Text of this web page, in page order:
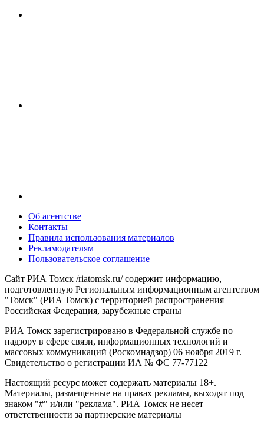
Об агентстве
Контакты
Правила использования материалов
Рекламодателям
Пользовательское соглашение
Сайт РИА Томск /riatomsk.ru/ содержит информацию,
подготовленную Региональным информационным агентством
"Томск" (РИА Томск) с территорией распространения –
Российская Федерация, зарубежные страны
РИА Томск зарегистрировано в Федеральной службе по
надзору в сфере связи, информационных технологий и
массовых коммуникаций (Роскомнадзор) 06 ноября 2019 г.
Свидетельство о регистрации ИА № ФС 77-77122
Настоящий ресурс может содержать материалы 18+.
Материалы, размещенные на правах рекламы, выходят под
знаком "#" и/или "реклама". РИА Томск не несет
ответственности за партнерские материалы